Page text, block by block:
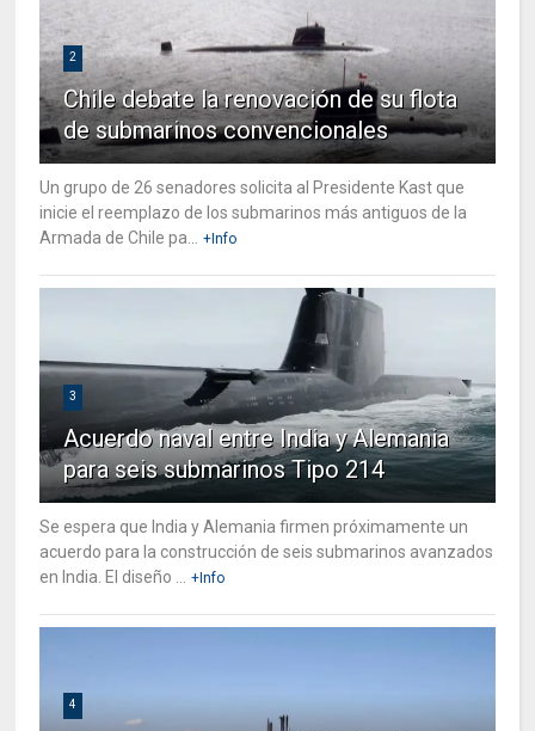
2
Chile debate la renovación de su flota
de submarinos convencionales
Un grupo de 26 senadores solicita al Presidente Kast que
inicie el reemplazo de los submarinos más antiguos de la
Armada de Chile pa... +Info
3
Acuerdo naval entre India y Alemania
para seis submarinos Tipo 214
Se espera que India y Alemania firmen próximamente un
acuerdo para la construcción de seis submarinos avanzados
en India. El diseño ... +Info
4